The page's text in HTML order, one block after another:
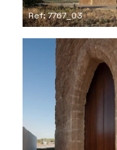
Ref: 7767_03